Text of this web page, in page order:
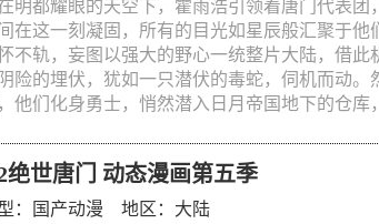
明都耀眼的天空下，霍雨浩引领着唐门代表
在这一刻凝固，所有的目光如星辰般汇聚于
不轨，妄图以强大的野心一统整片大陆，借
险的埋伏，犹如一只潜伏的毒蛇，伺机而动
他们化身勇士，悄然潜入日月帝国地下的仓库
绝世唐门 动态漫画第五季
： 国产动漫 地区：大陆